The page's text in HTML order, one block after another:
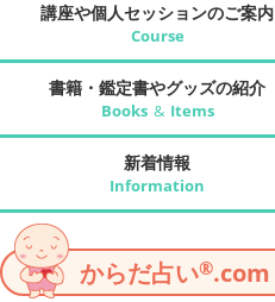
講座や個人セッションのご案内
Course
書籍・鑑定書やグッズの紹介
Books & Items
新着情報
Information
からだ占い®.com